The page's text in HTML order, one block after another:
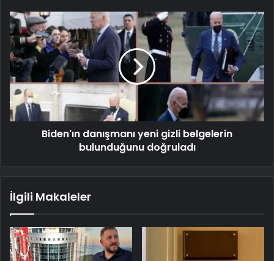
Biden'ın danışmanı yeni gizli belgelerin
bulunduğunu doğruladı
İlgili Makaleler